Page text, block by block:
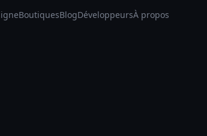
BoutiquesBlogDéveloppeursÀ propos